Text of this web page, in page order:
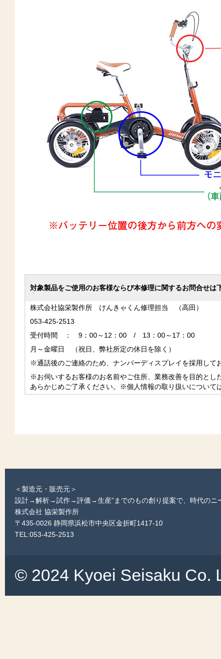
対象製品をご使用のお客様ならび本修理に関するお問合せは
株式会社協栄製作所 けんきゃくん修理担当 （高田）
053-425-2513
受付時間 ： 9：00～12：00 / 13：00～17：00
月～金曜日 （祝日、弊社所定の休日を除く）
※通話後のご連絡のため、ナンバーディスプレイを採用して
※お伺いするお客様のお名前やご住所、業務改善を目的とし
あらかじめご了承ください。※個人情報の取り扱いについて
＜製造元・販売元＞
設計→解析→試作→評価→生産”までのもの創り提案で、時代のニ
株式会社 協栄製作所
〒435-0026 静岡県浜松市中央区金折町1417-10
TEL:053-425-2513
© 2024 Kyoei Seisaku Co.